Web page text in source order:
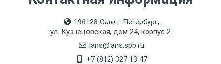
196128 Санкт-Петербург,
ул. Кузнецовская, дом 24, корпус 2
lans@lans.spb.ru
+7 (812) 327 13 47